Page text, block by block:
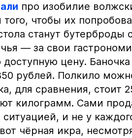
про изобилие
чтобы их
станут бутерброды
— за свои
доступную цену.
рублей. Полкило
для сравнения, стоит
килограмм. Сами
и не у
чёрная икра,